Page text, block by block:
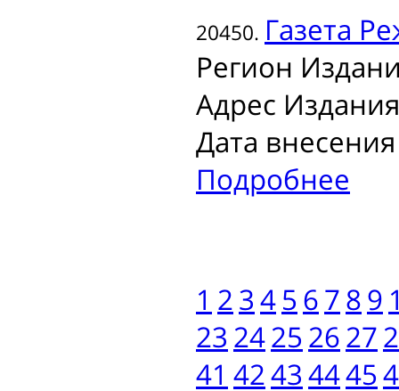
20450. Газета
Регион
Адрес
Дата
Подробнее
1 2345 6789
23 2425 2627
41 42434445